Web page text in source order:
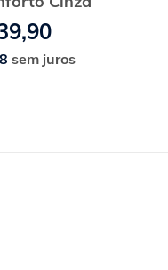
,90
sem juros